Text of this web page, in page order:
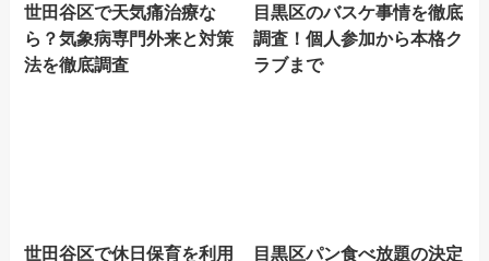
世田谷区で天気痛治療な
ら？気象病専門外来と対策
法を徹底調査
目黒区のバスケ事情を徹底
調査！個人参加から本格ク
ラブまで
世田谷区で休日保育を利用 目黒区パン食べ放題の決定